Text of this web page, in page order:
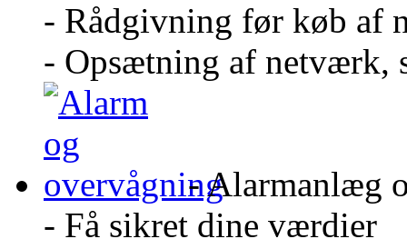
- Rådgivning før køb af
- Opsætning af netværk,
- Alarmanlæg
- Få sikret dine værdier